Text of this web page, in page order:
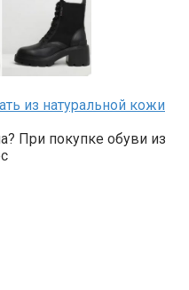
из натуральной кожи
При покупке обуви из